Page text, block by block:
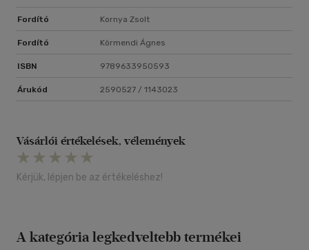
Fordító Kornya Zsolt
Fordító Körmendi Ágnes
ISBN 9789633950593
Árukód 2590527 / 1143023
Vásárlói értékelések, vélemények
Kérjük, lépjen be az értékeléshez!
A kategória legkedveltebb termékei